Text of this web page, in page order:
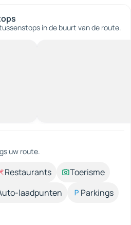
in de buurt van de route.
uw route.
Restaurants
Toerisme
laadpunten
Parkings